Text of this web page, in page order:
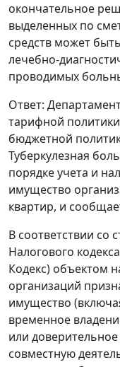
окончательное
выделенных по
средств может
лечебно-
проводимых
Ответ:
тарифной
бюджетной
Туберкулезная
порядке учета и
имущество
квартир, и
В соответствии со
Налогового
Кодекс) объектом
организаций
имущество
временное
или
совместную